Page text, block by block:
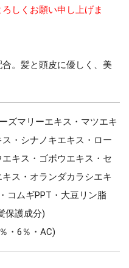
しくお願い申し上げま
。髪と頭皮に優しく、美
ズマリーエキス・マツエキ
・シナノキエキス・ロー
キス・ゴボウエキス・セ
ス・オランダカラシエキ
コムギPPT・大豆リン脂
保護成分)
・6％・AC)